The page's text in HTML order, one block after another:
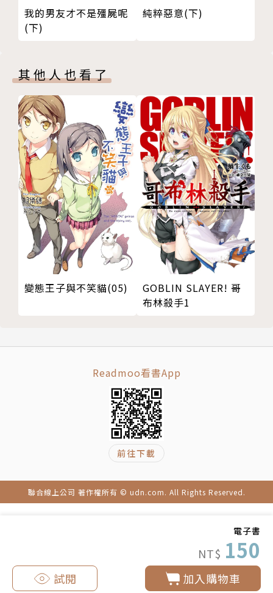
電子書
NT$ 150
加入購物車
試閱
我的男友才不是殭屍呢
(下)
純粹惡意(下)
其他人也看了
變態王子與不笑貓(05)
GOBLIN SLAYER! 哥
布林殺手1
Readmoo看書App
前往下載
聯合線上公司 著作權所有 © udn.com. All Rights Reserved.